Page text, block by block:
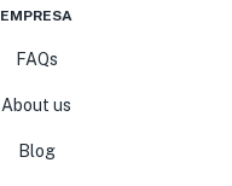
EMPRESA
FAQs
About us
Blog